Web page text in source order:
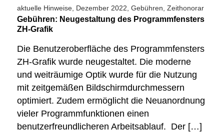
aktuelle Hinweise, Dezember 2022, Gebühren, Zeithonorar
Gebühren: Neugestaltung des Programmfensters
ZH-Grafik
Die Benutzeroberfläche des Programmfensters
ZH-Grafik wurde neugestaltet. Die moderne
und weiträumige Optik wurde für die Nutzung
mit zeitgemäßen Bildschirmdurchmessern
optimiert. Zudem ermöglicht die Neuanordnung
vieler Programmfunktionen einen
benutzerfreundlicheren Arbeitsablauf. Der […]